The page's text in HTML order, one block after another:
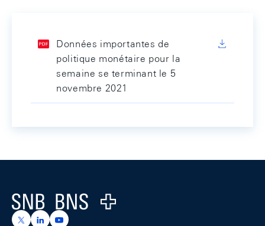
Données importantes de
politique monétaire pour la
semaine se terminant le 5
novembre 2021
Logo
https://x.com/snb_bns
https://ch.linkedin.com/company/swiss-national-
https://www.youtube.com/@swissnationalbank